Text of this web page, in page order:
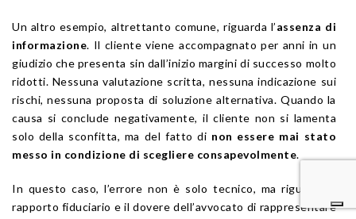
Un altro esempio, altrettanto comune, riguarda l’assenza di
informazione. Il cliente viene accompagnato per anni in un
giudizio che presenta sin dall’inizio margini di successo molto
ridotti. Nessuna valutazione scritta, nessuna indicazione sui
rischi, nessuna proposta di soluzione alternativa. Quando la
causa si conclude negativamente, il cliente non si lamenta
solo della sconfitta, ma del fatto di non essere mai stato
messo in condizione di scegliere consapevolmente.
In questo caso, l’errore non è solo tecnico, ma riguarda il
rapporto fiduciario e il dovere dell’avvocato di rappresentare